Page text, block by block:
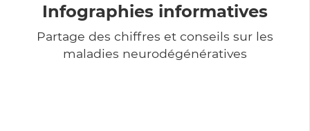
Infographies informatives
Partage des chiffres et conseils sur les
maladies neurodégénératives